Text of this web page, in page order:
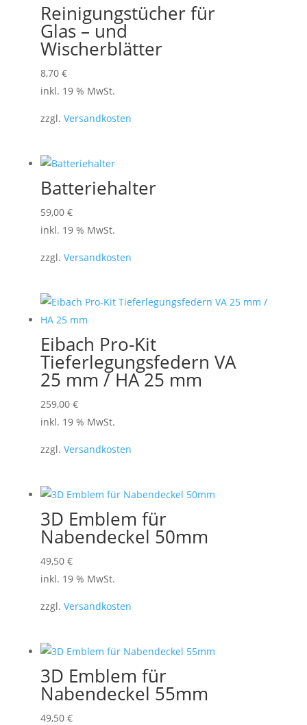
Reinigungstücher für
Glas – und
Wischerblätter
8,70 €
inkl. 19 % MwSt.
zzgl. Versandkosten
Batteriehalter
59,00 €
inkl. 19 % MwSt.
zzgl. Versandkosten
Eibach Pro-Kit
Tieferlegungsfedern VA
25 mm / HA 25 mm
259,00 €
inkl. 19 % MwSt.
zzgl. Versandkosten
3D Emblem für
Nabendeckel 50mm
49,50 €
inkl. 19 % MwSt.
zzgl. Versandkosten
3D Emblem für
Nabendeckel 55mm
49,50 €